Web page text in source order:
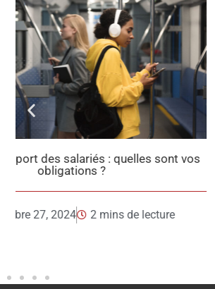
Taxes sur l’utilisation des véhicules
décembre 23, 2024 2